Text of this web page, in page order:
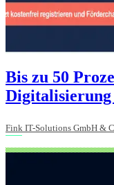
Bis zu 50
Fink IT-Solutions GmbH &